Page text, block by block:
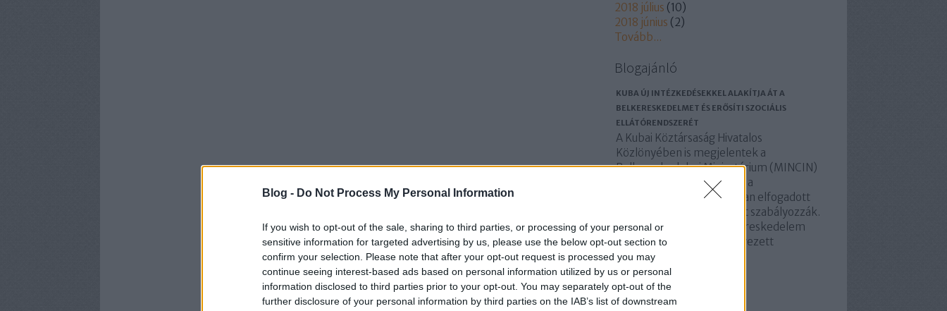
Blog - Do Not Process My Personal Information
If you wish to opt-out of the sale, sharing to third parties, or processing of your personal or
sensitive information for targeted advertising by us, please use the below opt-out section to
confirm your selection. Please note that after your opt-out request is processed you may
continue seeing interest-based ads based on personal information utilized by us or personal
information disclosed to third parties prior to your opt-out. You may separately opt-out of the
further disclosure of your personal information by third parties on the IAB’s list of downstream
2018 július (10)
2018 június (2)
Tovább...
Blogajánló
KUBA ÚJ INTÉZKEDÉSEKKEL ALAKÍTJA ÁT A
BELKERESKEDELMET ÉS ERŐSÍTI SZOCIÁLIS
ELLÁTÓRENDSZERÉT
A Kubai Köztársaság Hivatalos
Közlönyében is megjelentek a
Belkereskedelmi Minisztérium (MINCIN)
új rendelkezései, amelyek a
belkereskedelmi ágazatban elfogadott
átalakítások végrehajtását szabályozzák.
Az intézkedések a nagykereskedelem
átszervezésére, az úgynevezett
szomszédsági piacok…
cubasolidaridad.blog.hu